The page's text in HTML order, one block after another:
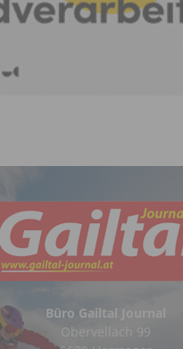
Büro Gailtal Journal
Obervellach 99